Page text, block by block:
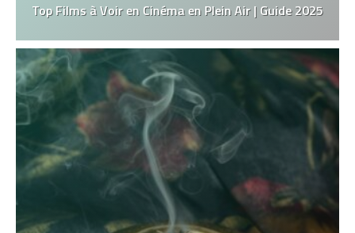
Top Films à Voir en Cinéma en Plein Air | Guide 2025